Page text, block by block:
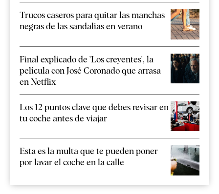
Trucos caseros para quitar las manchas
negras de las sandalias en verano
Final explicado de 'Los creyentes', la
película con José Coronado que arrasa
en Netflix
Los 12 puntos clave que debes revisar en
tu coche antes de viajar
Esta es la multa que te pueden poner
por lavar el coche en la calle